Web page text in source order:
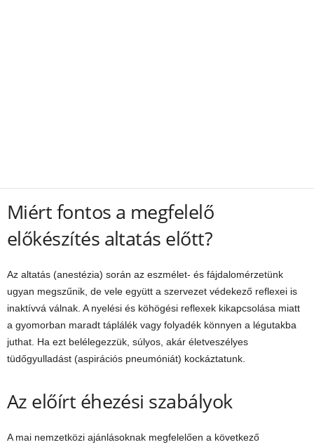
Miért fontos a megfelelő
előkészítés altatás előtt?
Az altatás (anestézia) során az eszmélet- és fájdalomérzetünk
ugyan megszűnik, de vele együtt a szervezet védekező reflexei is
inaktívvá válnak. A nyelési és köhögési reflexek kikapcsolása miatt
a gyomorban maradt táplálék vagy folyadék könnyen a légutakba
juthat. Ha ezt belélegezzük, súlyos, akár életveszélyes
tüdőgyulladást (aspirációs pneumóniát) kockáztatunk.
Az előírt éhezési szabályok
A mai nemzetközi ajánlásoknak megfelelően a következő